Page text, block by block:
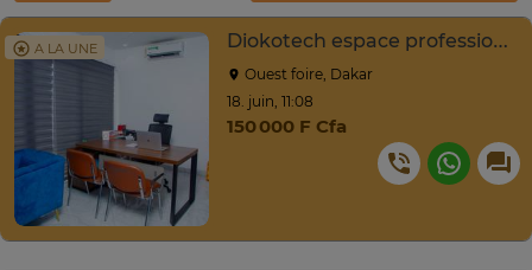
A LA UNE Diokotech espace professionnel flexible bureau privé
Ouest foire, Dakar
18. juin, 11:08
150 000 F Cfa